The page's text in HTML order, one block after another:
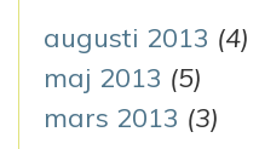
augusti 2013 (4)
maj 2013 (5)
mars 2013 (3)